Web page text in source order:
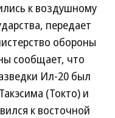
к воздушному
передает
обороны
сообщает, что
Ил-20 был
(Токто) и
к восточной